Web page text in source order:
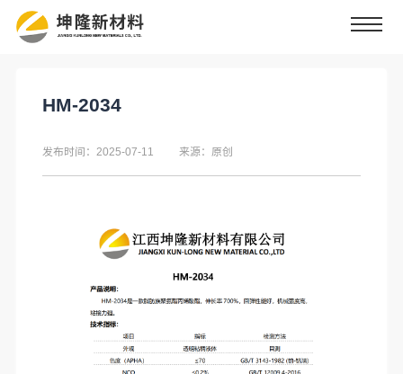
HM-2034
发布时间：2025-07-11 来源：原创